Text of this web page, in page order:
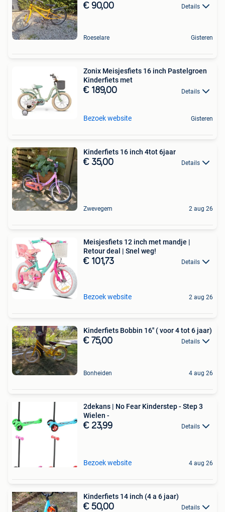
€ 90,00 Details
Roeselare Gisteren
Zonix Meisjesfiets 16 inch Pastelgroen
Kinderfiets met
€ 189,00 Details
Bezoek website Gisteren
Kinderfiets 16 inch 4tot 6jaar
€ 35,00 Details
Zwevegem 2 aug 26
Meisjesfiets 12 inch met mandje |
Retour deal | Snel weg!
€ 101,73 Details
Bezoek website 2 aug 26
Kinderfiets Bobbin 16'' ( voor 4 tot 6 jaar)
€ 75,00 Details
Bonheiden 4 aug 26
2dekans | No Fear Kinderstep - Step 3
Wielen -
€ 23,99 Details
Bezoek website 4 aug 26
Kinderfiets 14 inch (4 a 6 jaar)
€ 50,00 Details